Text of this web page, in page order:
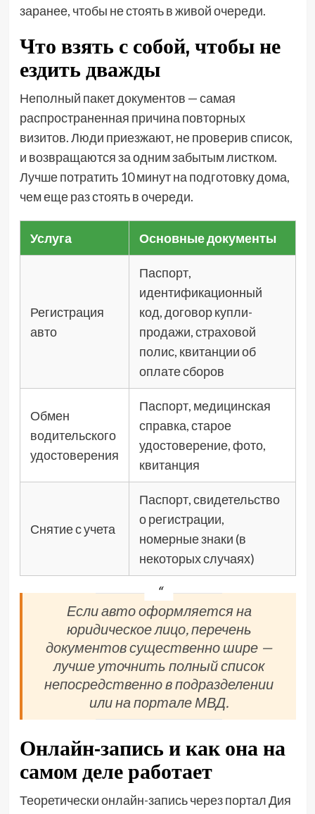
заранее, чтобы не стоять в живой очереди.
Что взять с собой, чтобы не
ездить дважды
Неполный пакет документов — самая
распространенная причина повторных
визитов. Люди приезжают, не проверив список,
и возвращаются за одним забытым листком.
Лучше потратить 10 минут на подготовку дома,
чем еще раз стоять в очереди.
Услуга Основные документы
Регистрация
авто
Паспорт,
идентификационный
код, договор купли-
продажи, страховой
полис, квитанции об
оплате сборов
Обмен
водительского
удостоверения
Паспорт, медицинская
справка, старое
удостоверение, фото,
квитанция
Снятие с учета
Паспорт, свидетельство
о регистрации,
номерные знаки (в
некоторых случаях)
Если авто оформляется на
юридическое лицо, перечень
документов существенно шире —
лучше уточнить полный список
непосредственно в подразделении
или на портале МВД.
Онлайн-запись и как она на
самом деле работает
Теоретически онлайн-запись через портал Дия